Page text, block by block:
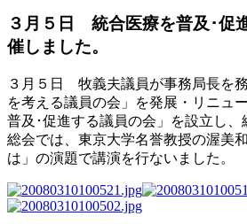
３月５日 統合医療を普及･促
催しました。
３月５日 牧義夫議員が事務局長を
を考える議員の会」を発展・リニュ
普及･促進する議員の会」を設立し、
総会では、東京大学名誉教授の渥美
は」の演題で講演を行ないました。